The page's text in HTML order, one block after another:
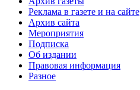
Реклама в газете и на сайте
Архив сайта
Мероприятия
Подписка
Об издании
Правовая информация
Разное